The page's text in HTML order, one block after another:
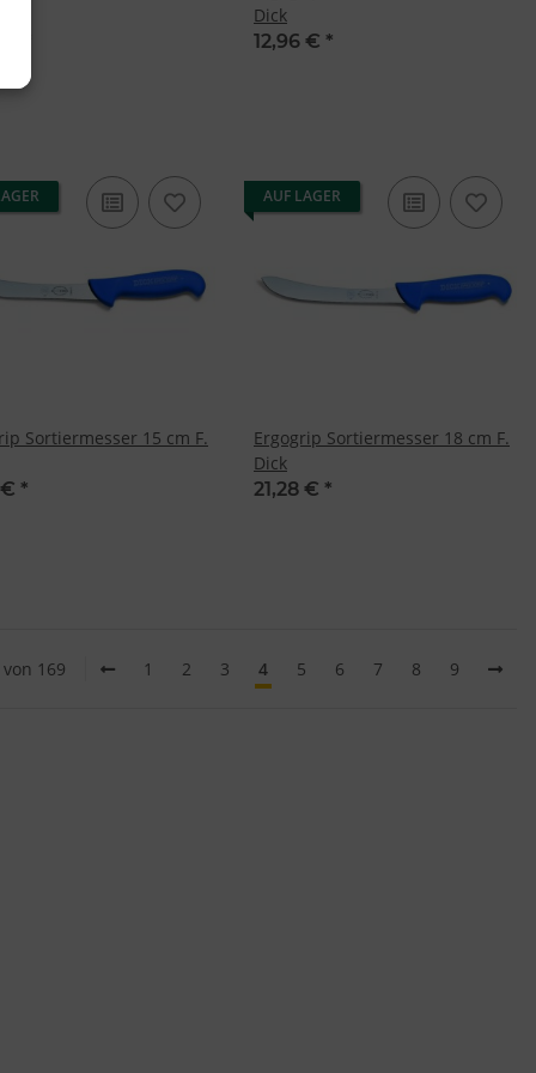
Dick
12,96 € *
Sortiermesser 15 cm F.
€ *
AUF LAGER
Ergogrip Sortiermesser 18 cm F.
Dick
21,28 € *
169 1 2 3 4 5 6 7 8 9